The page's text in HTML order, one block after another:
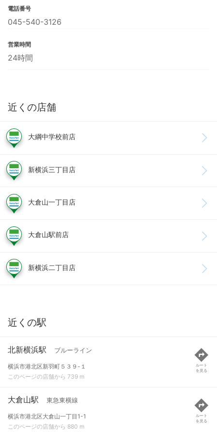
電話番号
045-540-3126
営業時間
24時間
近くの店舗
大綱中学校前店
新横浜三丁目店
大倉山一丁目店
大倉山駅前店
新横浜二丁目店
近くの駅
北新横浜駅 ブルーライン
横浜市港北区新羽町５３９-１
このページの店舗から 739 m
ルート
を見る
大倉山駅 東急東横線
横浜市港北区大倉山一丁目1-1
このページの店舗から 880 m
ルート
を見る